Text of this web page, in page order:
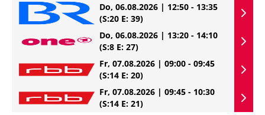
Do, 06.08.2026 | 12:50 - 13:35
(S:20 E: 39)
Do, 06.08.2026 | 13:20 - 14:10
(S:8 E: 27)
Fr, 07.08.2026 | 09:00 - 09:45
(S:14 E: 20)
Fr, 07.08.2026 | 09:45 - 10:30
(S:14 E: 21)